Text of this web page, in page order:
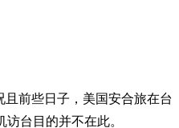
前些日子，美国安合旅在台
台目的并不在此。